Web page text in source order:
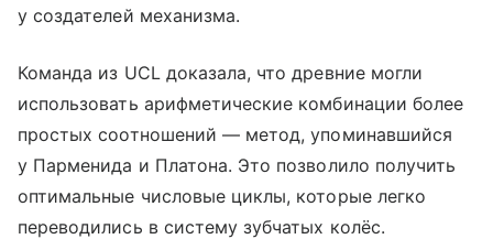
у создателей механизма.
Команда из UCL доказала, что древние могли
использовать арифметические комбинации более
простых соотношений — метод, упоминавшийся
у Парменида и Платона. Это позволило получить
оптимальные числовые циклы, которые легко
переводились в систему зубчатых колёс.